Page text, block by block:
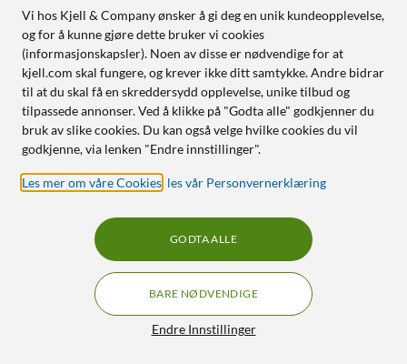
Yale
Smart Keypad 2 -
Fingerprint
1 590,-
Lås opp med fingeravtrykk
Opptil 10 brukere
Kobles enkelt til app
Eufy
eufyCam E40 Ekstra
kamera
990,-1 690,-
2K-oppløsning med
fargenattsyn
mAh batteri
uten abonnement
SPAR 300 KR
Vi hos Kjell & Company ønsker å gi deg en unik kundeopplevelse,
og for å kunne gjøre dette bruker vi cookies
(informasjonskapsler). Noen av disse er nødvendige for at
kjell.com skal fungere, og krever ikke ditt samtykke. Andre bidrar
til at du skal få en skreddersydd opplevelse, unike tilbud og
tilpassede annonser. Ved å klikke på "Godta alle" godkjenner du
bruk av slike cookies. Du kan også velge hvilke cookies du vil
godkjenne, via lenken "Endre innstillinger".
Les mer om våre Cookies les vår Personvernerklæring
Endre Innstillinger
BARE NØDVENDIGE
GODTA ALLE